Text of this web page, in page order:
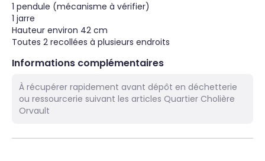
1 pendule (mécanisme à vérifier)
1 jarre
Hauteur environ 42 cm
Toutes 2 recollées à plusieurs endroits
Informations complémentaires
À récupérer rapidement avant dépôt en déchetterie
ou ressourcerie suivant les articles Quartier Cholière
Orvault